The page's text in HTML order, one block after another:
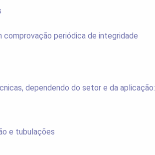
periódica de integridade
dependendo do setor e da aplicação:
e tubulações